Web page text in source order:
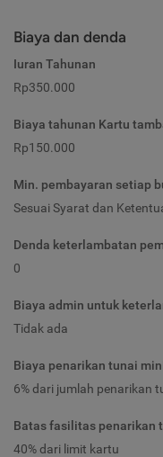
Biaya dan denda
Iuran Tahunan
Rp350.000
Biaya tahunan Kartu
Rp150.000
Min. pembayaran setiap
Sesuai Syarat dan
Denda keterlambatan
0
Biaya admin untuk
Tidak ada
Biaya penarikan tunai
6% dari jumlah penarikan
Batas fasilitas penarikan
40% dari limit kartu